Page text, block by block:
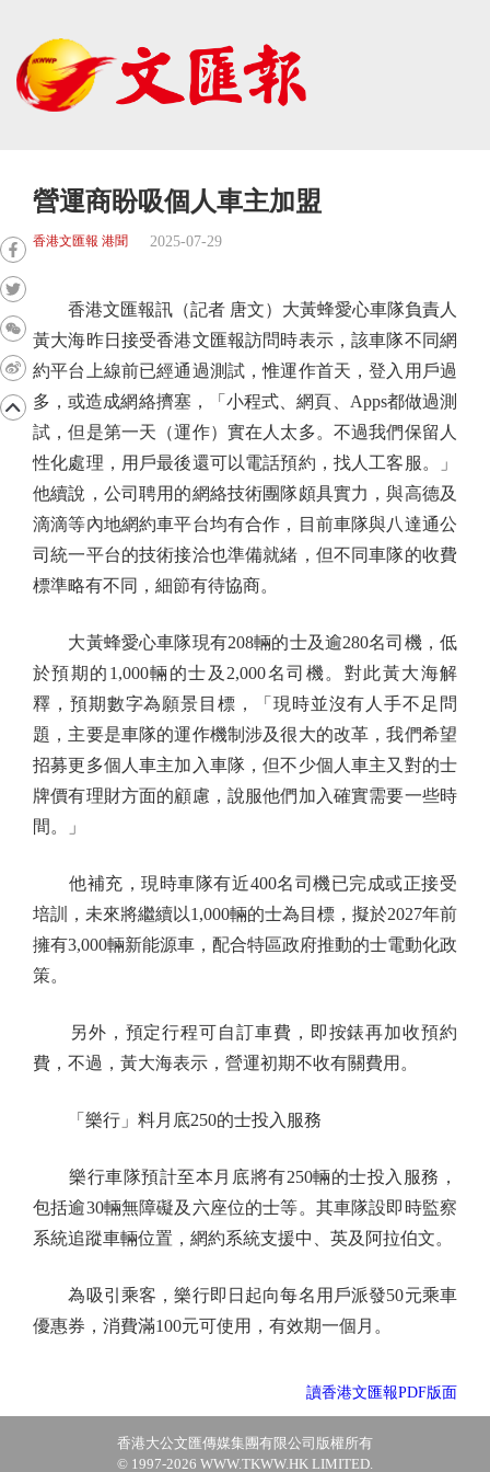
營運商盼吸個人車主加盟
香港文匯報 港聞 2025-07-29
香港文匯報訊（記者 唐文）大黃蜂愛心車隊負責人
黃大海昨日接受香港文匯報訪問時表示，該車隊不同網
約平台上線前已經通過測試，惟運作首天，登入用戶過
多，或造成網絡擠塞，「小程式、網頁、Apps都做過測
試，但是第一天（運作）實在人太多。不過我們保留人
性化處理，用戶最後還可以電話預約，找人工客服。」
他續說，公司聘用的網絡技術團隊頗具實力，與高德及
滴滴等內地網約車平台均有合作，目前車隊與八達通公
司統一平台的技術接洽也準備就緒，但不同車隊的收費
標準略有不同，細節有待協商。
大黃蜂愛心車隊現有208輛的士及逾280名司機，低
於預期的1,000輛的士及2,000名司機。對此黃大海解
釋，預期數字為願景目標，「現時並沒有人手不足問
題，主要是車隊的運作機制涉及很大的改革，我們希望
招募更多個人車主加入車隊，但不少個人車主又對的士
牌價有理財方面的顧慮，說服他們加入確實需要一些時
間。」
他補充，現時車隊有近400名司機已完成或正接受
培訓，未來將繼續以1,000輛的士為目標，擬於2027年前
擁有3,000輛新能源車，配合特區政府推動的士電動化政
策。
另外，預定行程可自訂車費，即按錶再加收預約
費，不過，黃大海表示，營運初期不收有關費用。
「樂行」料月底250的士投入服務
樂行車隊預計至本月底將有250輛的士投入服務，
包括逾30輛無障礙及六座位的士等。其車隊設即時監察
系統追蹤車輛位置，網約系統支援中、英及阿拉伯文。
為吸引乘客，樂行即日起向每名用戶派發50元乘車
優惠券，消費滿100元可使用，有效期一個月。
讀香港文匯報PDF版面
香港大公文匯傳媒集團有限公司版權所有
© 1997-2026 WWW.TKWW.HK LIMITED.